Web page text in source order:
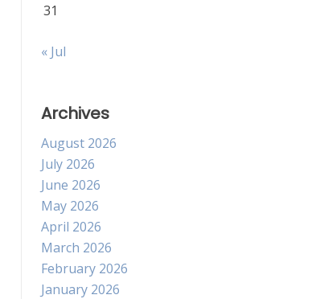
31
« Jul
Archives
August 2026
July 2026
June 2026
May 2026
April 2026
March 2026
February 2026
January 2026